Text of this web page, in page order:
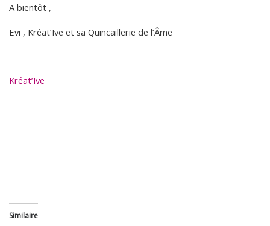
A bientôt ,
Evi , Kréat’Ive et sa Quincaillerie de l’Âme
Kréat’Ive
Similaire